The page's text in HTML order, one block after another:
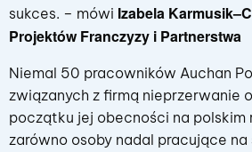
sukces. – mówi Izabela
Projektów Franczyzy i Partnerstwa
Niemal 50 pracowników Auchan
związanych z firmą nieprzerwanie
początku jej obecności na polskim
zarówno osoby nadal pracujące